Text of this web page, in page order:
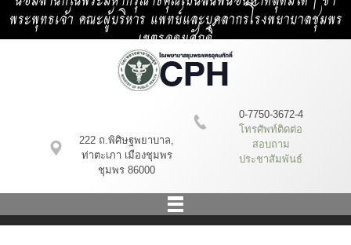
พระพุทธเจ้า คณะผู้บริหาร แพทย์และบุคลากรโรงพยาบาลชุมพร
เขตรอุดมศักดิ์
222 ถ.พิศิษฐพยาบาล,
ท่าตะเภา เมืองชุมพร
ชุมพร 86000
0-7750-3672-4
โทรศัพท์ติดต่อ
สอบถาม
ประชาสัมพันธ์